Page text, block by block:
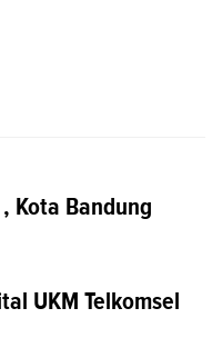
Kota Bandung
UKM Telkomsel